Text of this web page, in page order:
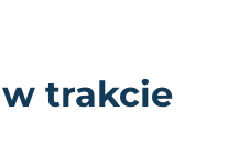
trakcie